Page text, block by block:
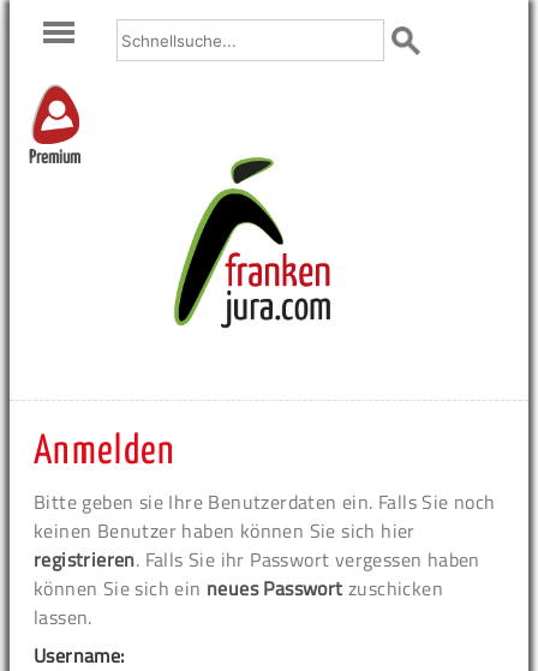
Premium
Anmelden
Bitte geben sie Ihre Benutzerdaten ein. Falls Sie noch
keinen Benutzer haben können Sie sich hier
registrieren. Falls Sie ihr Passwort vergessen haben
können Sie sich ein neues Passwort zuschicken
lassen.
Username: